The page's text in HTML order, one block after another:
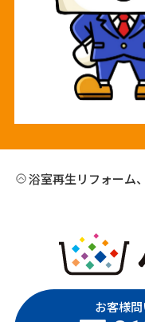
浴室再生リフォーム
お客様